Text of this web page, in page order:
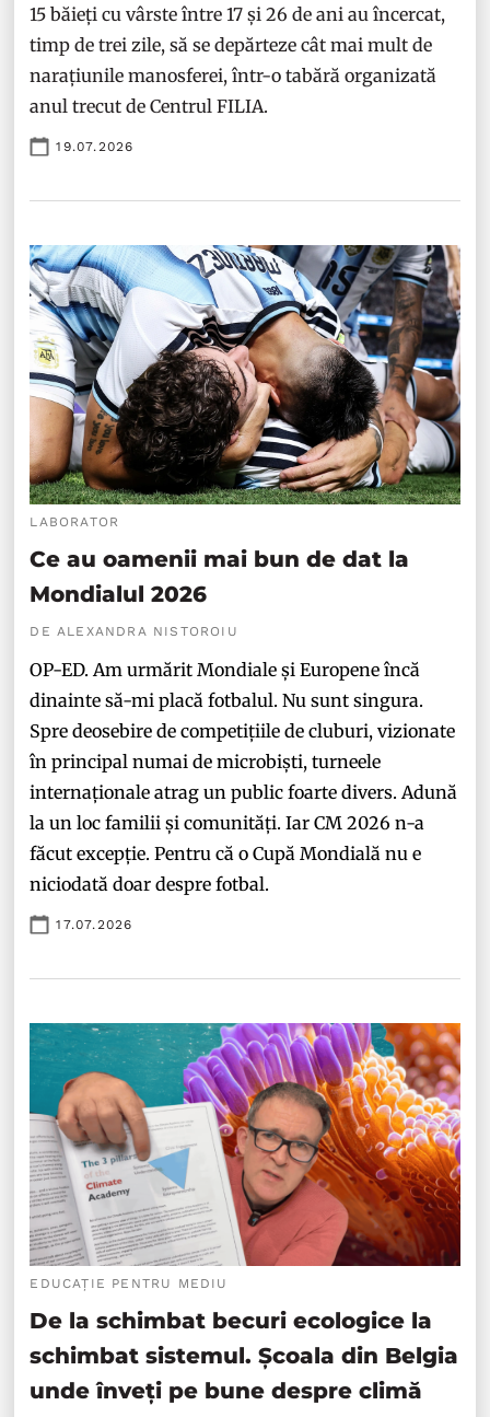
15 băieți cu vârste între 17 și 26 de ani au încercat,
timp de trei zile, să se depărteze cât mai mult de
narațiunile manosferei, într-o tabără organizată
anul trecut de Centrul FILIA.
19.07.2026
LABORATOR
Ce au oamenii mai bun de dat la
Mondialul 2026
DE ALEXANDRA NISTOROIU
OP-ED. Am urmărit Mondiale și Europene încă
dinainte să-mi placă fotbalul. Nu sunt singura.
Spre deosebire de competițiile de cluburi, vizionate
în principal numai de microbiști, turneele
internaționale atrag un public foarte divers. Adună
la un loc familii și comunități. Iar CM 2026 n-a
făcut excepție. Pentru că o Cupă Mondială nu e
niciodată doar despre fotbal.
17.07.2026
EDUCAȚIE PENTRU MEDIU
De la schimbat becuri ecologice la
schimbat sistemul. Școala din Belgia
unde înveți pe bune despre climă